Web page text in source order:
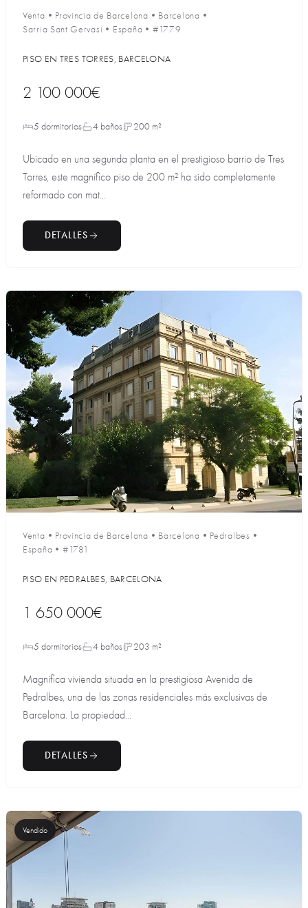
Venta • Provincia de Barcelona • Barcelona •
Sarria Sant Gervasi • España • #1779
PISO EN TRES TORRES, BARCELONA
2 100 000€
5 dormitorios 4 baños 200 m²
Ubicado en una segunda planta en el prestigioso barrio de Tres
Torres, este magnífico piso de 200 m² ha sido completamente
reformado con mat...
DETALLES
Venta • Provincia de Barcelona • Barcelona • Pedralbes •
España • #1781
PISO EN PEDRALBES, BARCELONA
1 650 000€
5 dormitorios 4 baños 203 m²
Magnífica vivienda situada en la prestigiosa Avenida de
Pedralbes, una de las zonas residenciales más exclusivas de
Barcelona. La propiedad...
DETALLES
Vendido